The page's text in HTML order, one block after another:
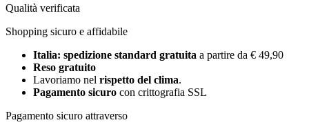
Qualità verificata
Shopping sicuro e affidabile
Italia: spedizione standard gratuita a partire da € 49,90
Reso gratuito
Lavoriamo nel rispetto del clima.
Pagamento sicuro con crittografia SSL
Pagamento sicuro attraverso